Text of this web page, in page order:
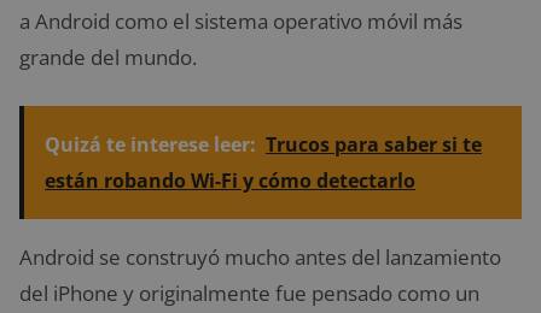
a Android como el sistema operativo móvil más
grande del mundo.
Quizá te interese leer: Trucos para saber si te
están robando Wi-Fi y cómo detectarlo
Android se construyó mucho antes del lanzamiento
del iPhone y originalmente fue pensado como un